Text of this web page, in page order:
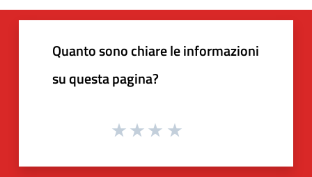
Quanto sono chiare le informazioni
su questa pagina?